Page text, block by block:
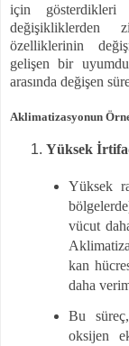
için
değişikliklerden
özelliklerinin
gelişen bir
arasında değişen
Aklimatizasyonun
Yüksek
Yüksek
vücut
kan
daha
Bu
oksijen